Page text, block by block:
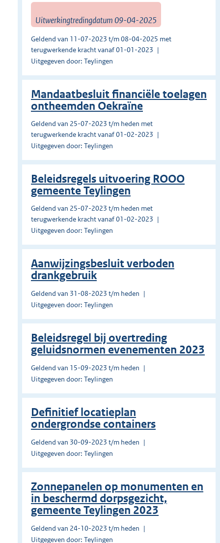
Uitwerkingtredingdatum 09-04-2025
Geldend van 11-07-2023 t/m 08-04-2025 met
terugwerkende kracht vanaf 01-01-2023
Uitgegeven door: Teylingen
Mandaatbesluit financiële toelagen
ontheemden Oekraïne
Geldend van 25-07-2023 t/m heden met
terugwerkende kracht vanaf 01-02-2023
Uitgegeven door: Teylingen
Beleidsregels uitvoering ROOO
gemeente Teylingen
Geldend van 25-07-2023 t/m heden met
terugwerkende kracht vanaf 01-02-2023
Uitgegeven door: Teylingen
Aanwijzingsbesluit verboden
drankgebruik
Geldend van 31-08-2023 t/m heden
Uitgegeven door: Teylingen
Beleidsregel bij overtreding
geluidsnormen evenementen 2023
Geldend van 15-09-2023 t/m heden
Uitgegeven door: Teylingen
Definitief locatieplan
ondergrondse containers
Geldend van 30-09-2023 t/m heden
Uitgegeven door: Teylingen
Zonnepanelen op monumenten en
in beschermd dorpsgezicht,
gemeente Teylingen 2023
Geldend van 24-10-2023 t/m heden
Uitgegeven door: Teylingen